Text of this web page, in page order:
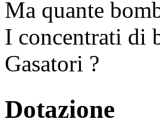
Ma quante
I concentrati di
Gasatori ?
Dotazione